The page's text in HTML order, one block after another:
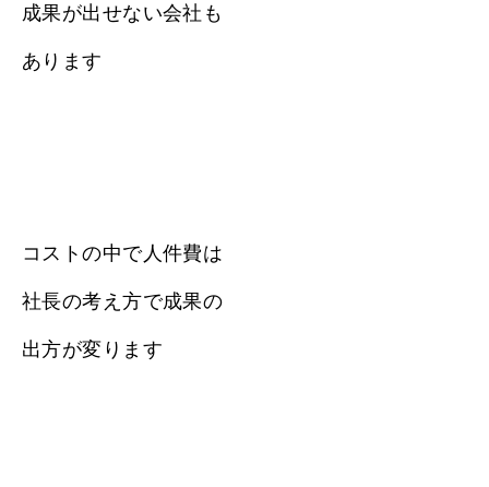
成果が出せない会社も
あります
コストの中で人件費は
社長の考え方で成果の
出方が変ります